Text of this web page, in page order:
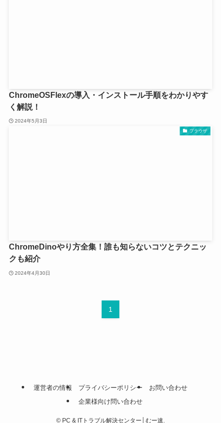
ChromeOSFlexの導入・インストール手順をわかりやす
く解説！
2024年5月3日
ブラウザ
ChromeDinoやり方全集！誰も知らないコツとテクニッ
クも紹介
2024年4月30日
1
運営者の情報 プライバシーポリシー
お問い合わせ
企業様向け問い合わせ
© PC & ITトラブル解決センター│むー速.